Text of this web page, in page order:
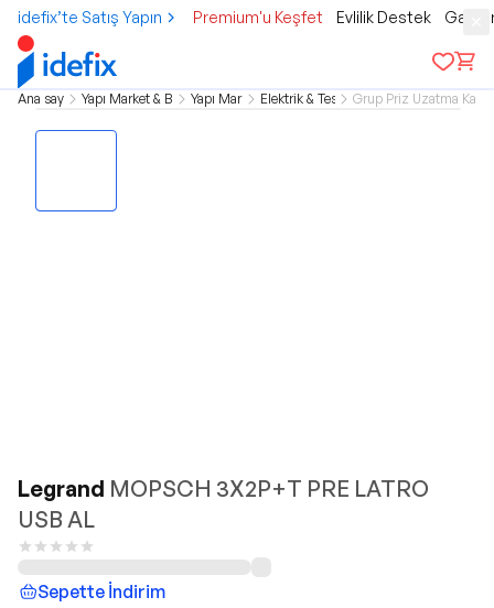
idefix’te Satış Yapın Premium'u Keşfet Evlilik Destek
Ana sayfa Yapı Market & BahçeYapı Market Elektrik & TesisatGrup Priz Uzatma
Legrand MOPSCH 3X2P+T PRE LATRO
USB AL
Sepette İndirim